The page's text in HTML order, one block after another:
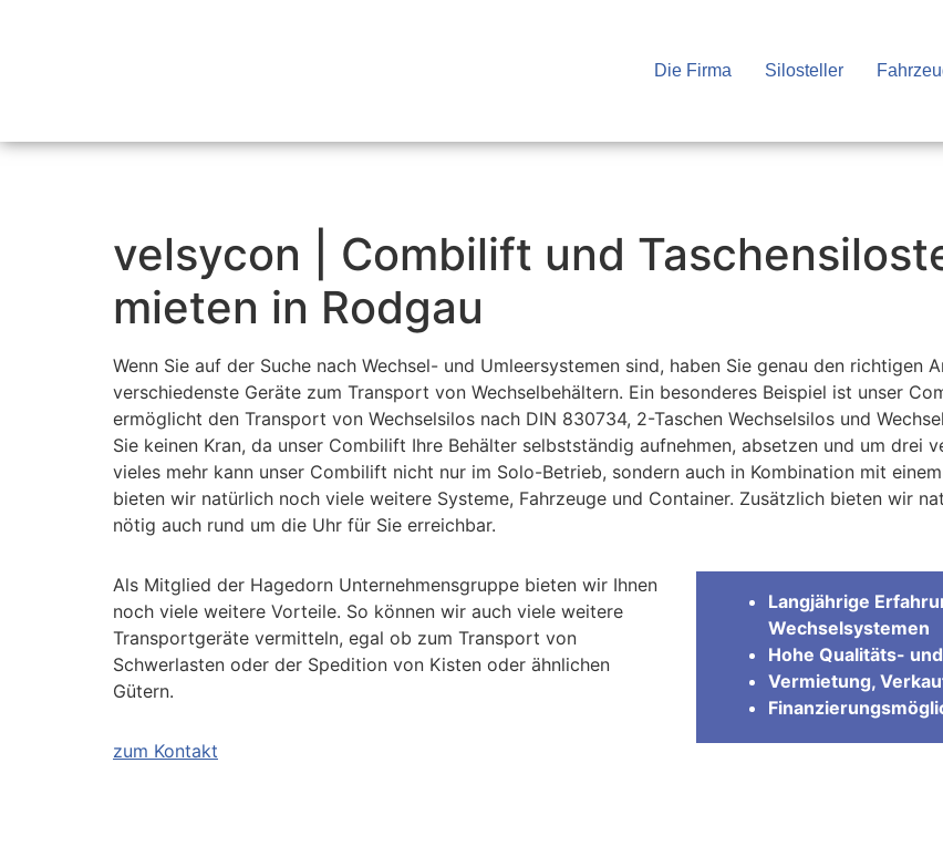
Die Firma Silosteller
velsycon | Combilift und
mieten in Rodgau
Wenn Sie auf der Suche nach Wechsel- und Umleersystemen sind, haben Sie genau den richtigen
verschiedenste Geräte zum Transport von Wechselbehältern. Ein besonderes Beispiel ist unser
ermöglicht den Transport von Wechselsilos nach DIN 830734, 2-Taschen Wechselsilos und
Sie keinen Kran, da unser Combilift Ihre Behälter selbstständig aufnehmen, absetzen und um drei
vieles mehr kann unser Combilift nicht nur im Solo-Betrieb, sondern auch in Kombination mit
bieten wir natürlich noch viele weitere Systeme, Fahrzeuge und Container. Zusätzlich bieten wir
nötig auch rund um die Uhr für Sie erreichbar.
Als Mitglied der Hagedorn Unternehmensgruppe bieten wir Ihnen
noch viele weitere Vorteile. So können wir auch viele weitere
Transportgeräte vermitteln, egal ob zum Transport von
Schwerlasten oder der Spedition von Kisten oder ähnlichen
Gütern.
zum Kontakt
Langjährige
Wechselsystemen
Hohe Qualitäts-
Vermietung,